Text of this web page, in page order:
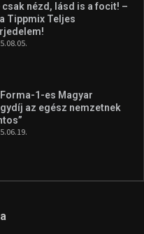
csak nézd, lásd is a focit! –
Tippmix Teljes
Forma-1-es Magyar
az egész nemzetnek